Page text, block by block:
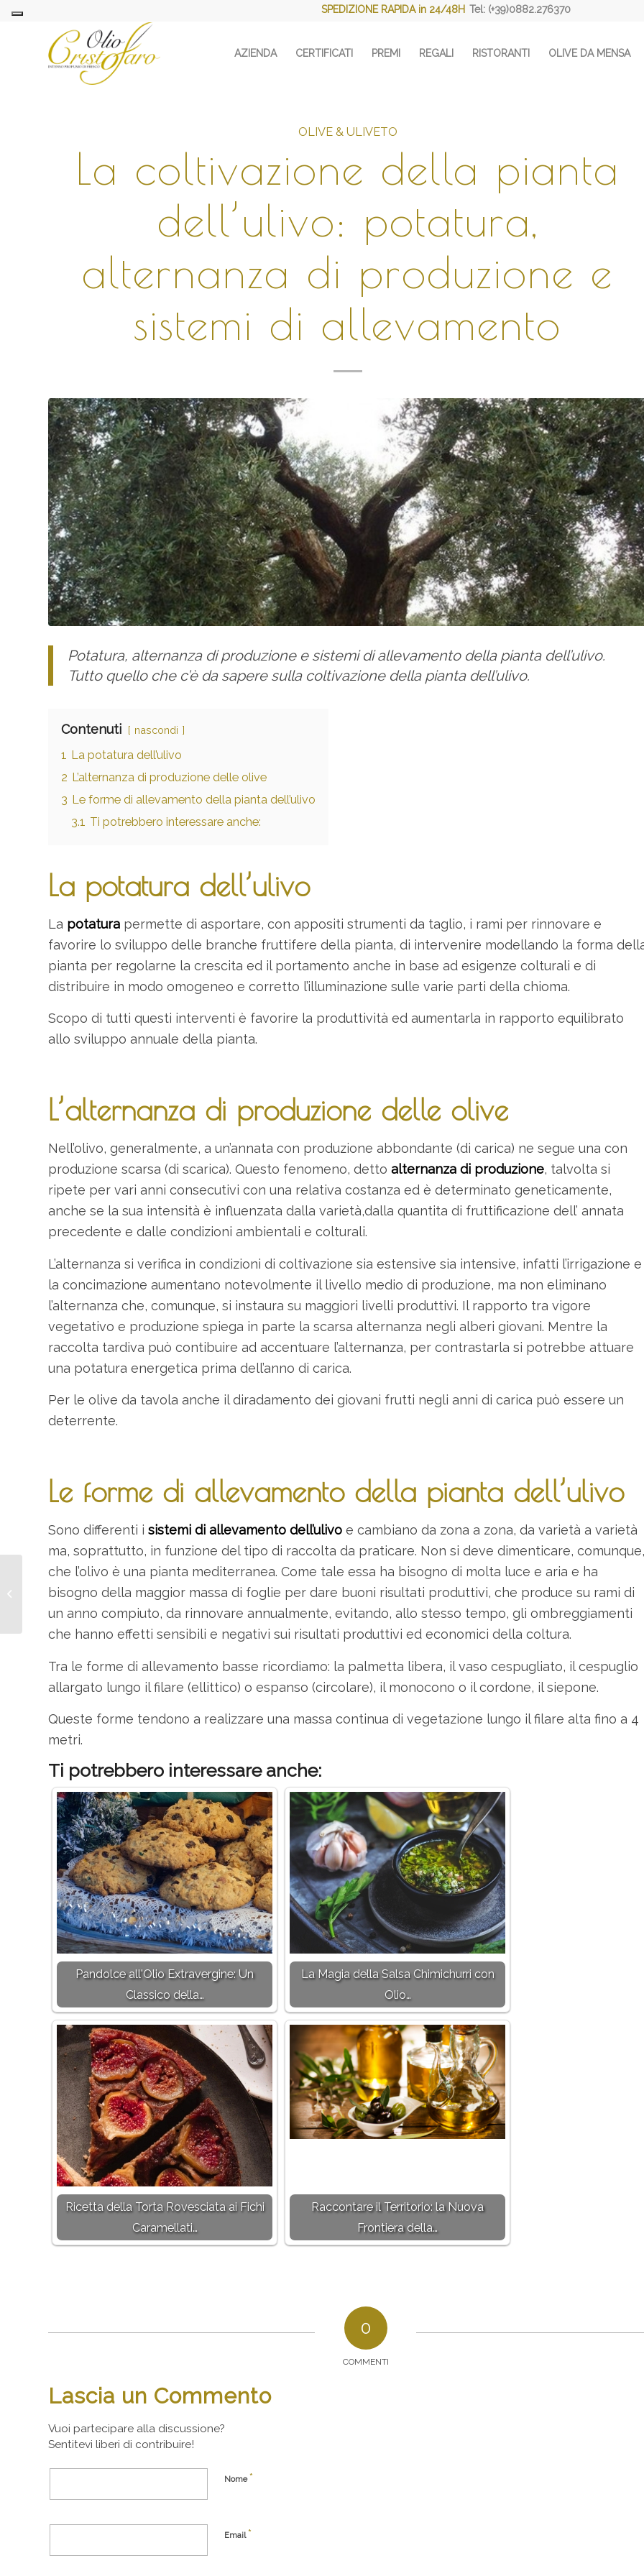
SPEDIZIONE RAPIDA in 24/48H Tel: (+39)0882.276370
AZIENDA CERTIFICATI PREMI REGALI RISTORANTI OLIVE DA MENSA
OLIVE & ULIVETO
La coltivazione della pianta
dell’ulivo: potatura,
alternanza di produzione e
sistemi di allevamento
Potatura, alternanza di produzione e sistemi di allevamento della pianta dell’ulivo.
Tutto quello che c’è da sapere sulla coltivazione della pianta dell’ulivo.
Contenuti nascondi
1 La potatura dell’ulivo
2 L’alternanza di produzione delle olive
3 Le forme di allevamento della pianta dell’ulivo
3.1 Ti potrebbero interessare anche:
La potatura dell’ulivo
La potatura permette di asportare, con appositi strumenti da taglio, i rami per rinnovare e
favorire lo sviluppo delle branche fruttifere della pianta, di intervenire modellando la forma
pianta per regolarne la crescita ed il portamento anche in base ad esigenze colturali e di
distribuire in modo omogeneo e corretto l’illuminazione sulle varie parti della chioma.
Scopo di tutti questi interventi è favorire la produttività ed aumentarla in rapporto equilibrato
allo sviluppo annuale della pianta.
L’alternanza di produzione delle olive
Nell’olivo, generalmente, a un’annata con produzione abbondante (di carica) ne segue una con
produzione scarsa (di scarica). Questo fenomeno, detto alternanza di produzione, talvolta si
ripete per vari anni consecutivi con una relativa costanza ed è determinato geneticamente,
anche se la sua intensità è influenzata dalla varietà,dalla quantita di fruttificazione dell’ annata
precedente e dalle condizioni ambientali e colturali.
L’alternanza si verifica in condizioni di coltivazione sia estensive sia intensive, infatti l’irrigazione e
la concimazione aumentano notevolmente il livello medio di produzione, ma non eliminano
l’alternanza che, comunque, si instaura su maggiori livelli produttivi. Il rapporto tra vigore
vegetativo e produzione spiega in parte la scarsa alternanza negli alberi giovani. Mentre la
raccolta tardiva può contibuire ad accentuare l’alternanza, per contrastarla si potrebbe attuare
una potatura energetica prima dell’anno di carica.
Per le olive da tavola anche il diradamento dei giovani frutti negli anni di carica può essere un
deterrente.
Le forme di allevamento della pianta dell’ulivo
Sono differenti i sistemi di allevamento dell’ulivo e cambiano da zona a zona, da varietà a varietà
ma, soprattutto, in funzione del tipo di raccolta da praticare. Non si deve dimenticare, comunque,
che l’olivo è una pianta mediterranea. Come tale essa ha bisogno di molta luce e aria e ha
bisogno della maggior massa di foglie per dare buoni risultati produttivi, che produce su rami di
un anno compiuto, da rinnovare annualmente, evitando, allo stesso tempo, gli ombreggiamenti
che hanno effetti sensibili e negativi sui risultati produttivi ed economici della coltura.
Tra le forme di allevamento basse ricordiamo: la palmetta libera, il vaso cespugliato, il cespuglio
allargato lungo il filare (ellittico) o espanso (circolare), il monocono o il cordone, il siepone.
Queste forme tendono a realizzare una massa continua di vegetazione lungo il filare alta fino a 4
metri.
Ti potrebbero interessare anche:
Pandolce all'Olio Extravergine: Un
Classico della…
La Magia della Salsa Chimichurri con
Olio…
Ricetta della Torta Rovesciata ai Fichi
Caramellati…
Raccontare il Territorio: la Nuova
Frontiera della…
0
COMMENTI
Lascia un Commento
Vuoi partecipare alla discussione?
Sentitevi liberi di contribuire!
Nome*
Email*
L’olio extra vergine di
oliva a tavola